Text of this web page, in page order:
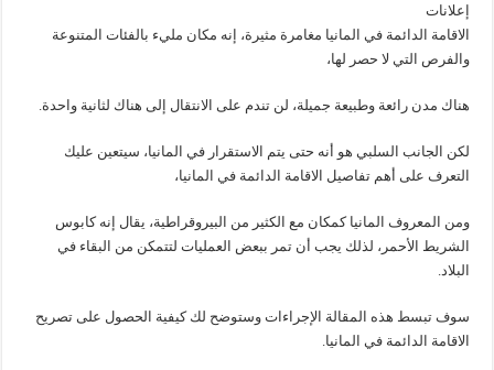
إعلانات
الاقامة الدائمة في المانيا مغامرة مثيرة، إنه مكان مليء بالفئات المتنوعة
والفرص التي لا حصر لها،
هناك مدن رائعة وطبيعة جميلة، لن تندم على الانتقال إلى هناك لثانية واحدة.
لكن الجانب السلبي هو أنه حتى يتم الاستقرار في المانيا، سيتعين عليك
التعرف على أهم تفاصيل الاقامة الدائمة في المانيا،
ومن المعروف المانيا كمكان مع الكثير من البيروقراطية، يقال إنه كابوس
الشريط الأحمر، لذلك يجب أن تمر ببعض العمليات لتتمكن من البقاء في
البلاد.
سوف تبسط هذه المقالة الإجراءات وستوضح لك كيفية الحصول على تصريح
الاقامة الدائمة في المانيا.